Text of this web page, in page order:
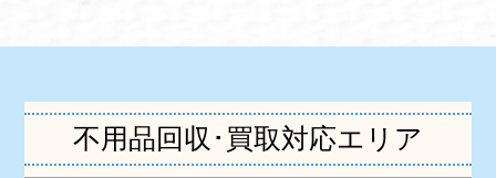
不用品回収･買取対応エリア